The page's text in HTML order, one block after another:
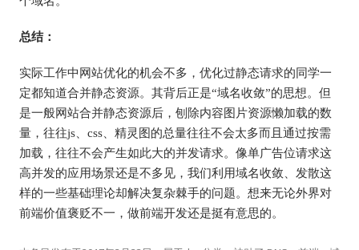
总结：
实际工作中网站优化的机会不多，优化过静态请求的同学一
定都知道合并静态资源。其背后正是“域名收敛”的思想。但
是一般网站合并静态资源后，刨除内容图片资源懒加载的数
量，往往js、css、精灵图的总量往往不会太多而且通过按需
加载，往往不会产生如此大的并发请求。像单广告位请求这
高并发的应用场景还是不多见，我们利用域名收敛、发散这
样的一些基础理论却解决复杂棘手的问题。想来无论外界对
前端价值褒贬不一，做前端开发还是挺有意思的。